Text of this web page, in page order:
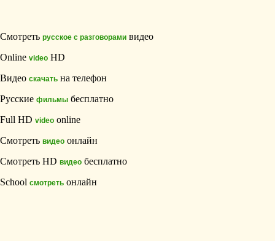
Смотреть русское с разговорами видео
Online video HD
Видео скачать на телефон
Русские фильмы бесплатно
Full HD video online
Смотреть видео онлайн
Смотреть HD видео бесплатно
School смотреть онлайн